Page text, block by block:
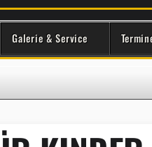
Galerie & Service